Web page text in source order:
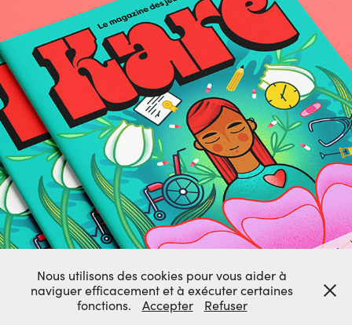
KARE - Le magazine des jeunes proches
aidants
2024
@ 2025 - ANNIE DESIGN STUDIO
Nous utilisons des cookies pour vous aider à
naviguer efficacement et à exécuter certaines
fonctions.
Accepter Refuser